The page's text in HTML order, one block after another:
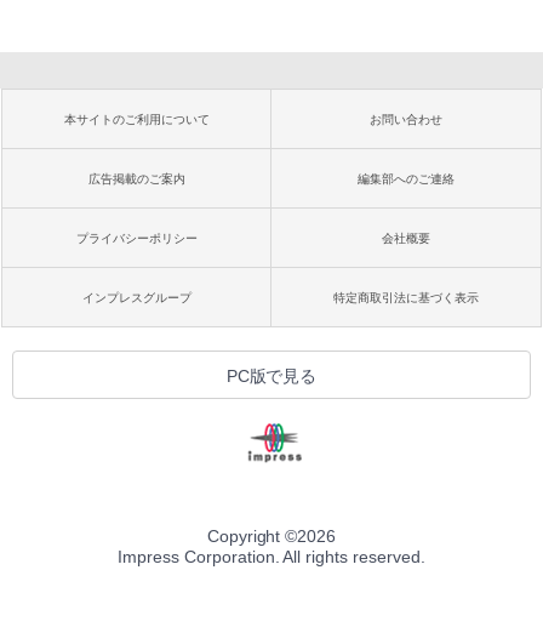
本サイトのご利用について お問い合わせ
広告掲載のご案内 編集部へのご連絡
プライバシーポリシー 会社概要
インプレスグループ 特定商取引法に基づく表示
PC版で見る
Copyright ©2026
Impress Corporation. All rights reserved.